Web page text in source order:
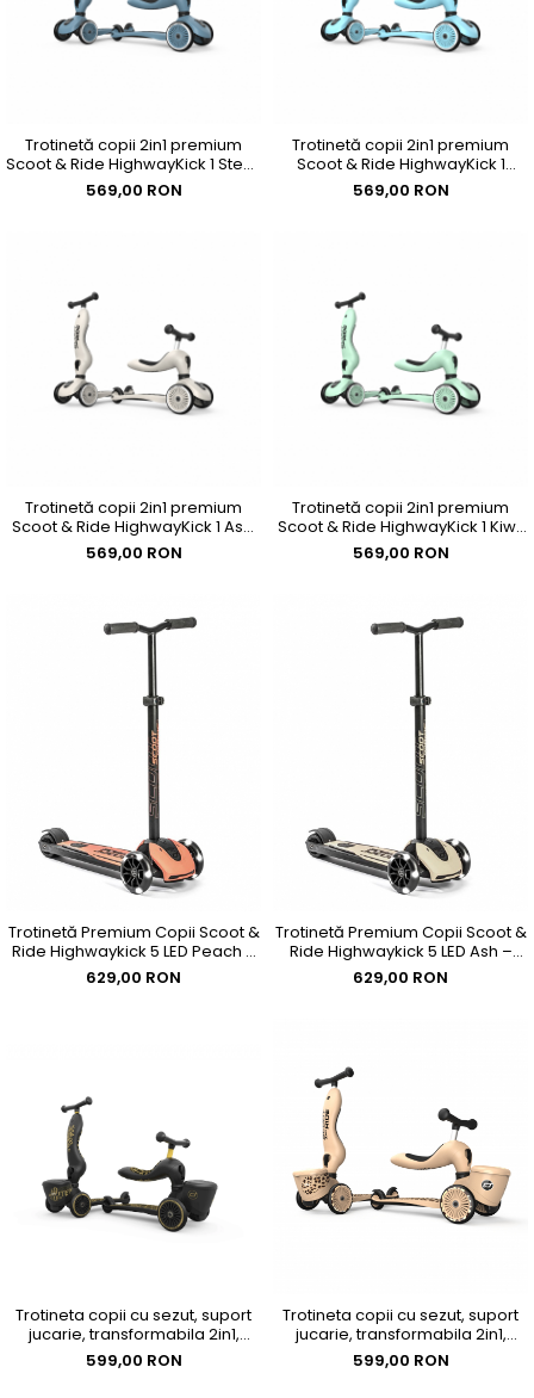
Trotinetă copii 2in1 premium
Scoot & Ride HighwayKick 1 Steel,
cu șezut, sistem anti-răsturnare,
reglabilă 1–5 ani (max. 50 kg)
569,00 RON
Trotinetă copii 2in1 premium
Scoot & Ride HighwayKick 1
Blueberry, cu șezut, sistem anti-
răsturnare, reglabilă 1–5 ani
569,00 RON
Trotinetă copii 2in1 premium
Scoot & Ride HighwayKick 1 Ash,
cu șezut, sistem anti-răsturnare,
reglabilă 1–5 ani (max. 50 kg)
569,00 RON
Trotinetă copii 2in1 premium
Scoot & Ride HighwayKick 1 Kiwi,
cu șezut, sistem anti-răsturnare,
reglabilă 1–5 ani (max. 50 kg)
569,00 RON
Trotinetă Premium Copii Scoot &
Ride Highwaykick 5 LED Peach –
Reglabilă, Roți Luminoase, 5
Ani+, până la 80 kg
629,00 RON
Trotinetă Premium Copii Scoot &
Ride Highwaykick 5 LED Ash –
Reglabilă, Roți Luminoase, 5
Ani+, până la 80 kg
629,00 RON
Trotineta copii cu sezut, suport
jucarie, transformabila 2in1,
HighwayKick 1 Lifestyle Black
Gold Limited, 1-5 ani, pana la 50
599,00 RON
Trotineta copii cu sezut, suport
jucarie, transformabila 2in1,
HighwayKick 1 Lifestyle Leopard,
1-5 ani, pana la 50 kg, Scoot &
599,00 RON